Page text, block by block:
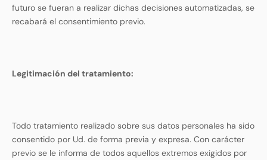
futuro se fueran a realizar dichas decisiones automatizadas, se
recabará el consentimiento previo.
Legitimación del tratamiento:
Todo tratamiento realizado sobre sus datos personales ha sido
consentido por Ud. de forma previa y expresa. Con carácter
previo se le informa de todos aquellos extremos exigidos por